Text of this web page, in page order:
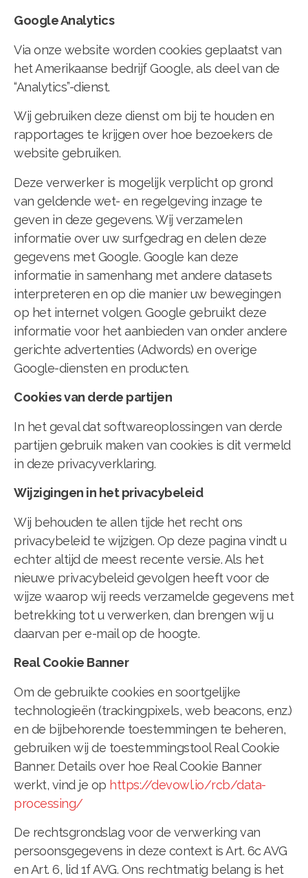
Google Analytics
Via onze website worden cookies geplaatst van
het Amerikaanse bedrijf Google, als deel van de
“Analytics”-dienst.
Wij gebruiken deze dienst om bij te houden en
rapportages te krijgen over hoe bezoekers de
website gebruiken.
Deze verwerker is mogelijk verplicht op grond
van geldende wet- en regelgeving inzage te
geven in deze gegevens. Wij verzamelen
informatie over uw surfgedrag en delen deze
gegevens met Google. Google kan deze
informatie in samenhang met andere datasets
interpreteren en op die manier uw bewegingen
op het internet volgen. Google gebruikt deze
informatie voor het aanbieden van onder andere
gerichte advertenties (Adwords) en overige
Google-diensten en producten.
Cookies van derde partijen
In het geval dat softwareoplossingen van derde
partijen gebruik maken van cookies is dit vermeld
in deze privacyverklaring.
Wijzigingen in het privacybeleid
Wij behouden te allen tijde het recht ons
privacybeleid te wijzigen. Op deze pagina vindt u
echter altijd de meest recente versie. Als het
nieuwe privacybeleid gevolgen heeft voor de
wijze waarop wij reeds verzamelde gegevens met
betrekking tot u verwerken, dan brengen wij u
daarvan per e-mail op de hoogte.
Real Cookie Banner
Om de gebruikte cookies en soortgelijke
technologieën (trackingpixels, web beacons, enz.)
en de bijbehorende toestemmingen te beheren,
gebruiken wij de toestemmingstool Real Cookie
Banner. Details over hoe Real Cookie Banner
werkt, vind je op https://devowl.io/rcb/data-
processing/
De rechtsgrondslag voor de verwerking van
persoonsgegevens in deze context is Art. 6c AVG
en Art. 6, lid 1f AVG. Ons rechtmatig belang is het